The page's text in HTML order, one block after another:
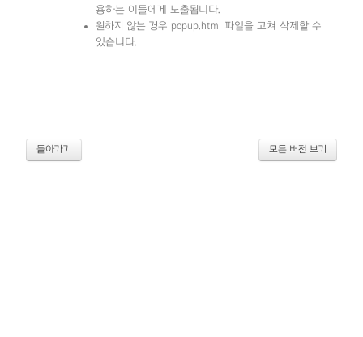
용하는 이들에게 노출됩니다.
원하지 않는 경우 popup.html 파일을 고쳐 삭제할 수
있습니다.
돌아가기 모든 버전 보기